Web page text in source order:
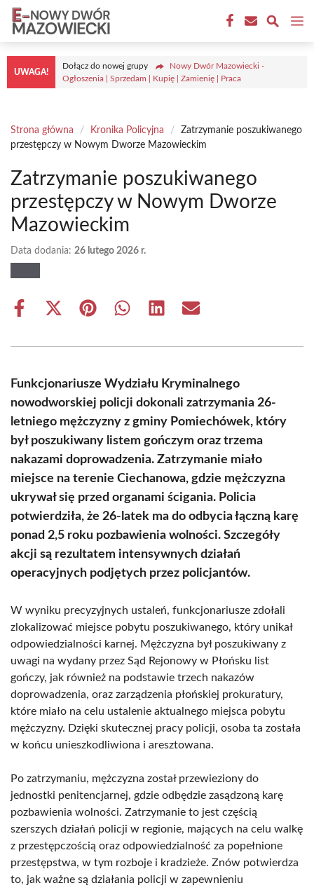
Przejdź
treści
UWAGA!
Dołącz do nowej grupy
Nowy Dwór Mazowiecki -
Ogłoszenia | Sprzedam | Kupię | Zamienię | Praca
Strona główna / Kronika Policyjna /
Zatrzymanie poszukiwanego
przestępczy w Nowym Dworze Mazowieckim
Zatrzymanie poszukiwanego
przestępczy w Nowym Dworze
Mazowieckim
Data dodania: 26 lutego 2026 r.
Share
Share
(Twitter)
Share Share Share Share
Funkcjonariusze Wydziału Kryminalnego
nowodworskiej policji dokonali zatrzymania 26-
letniego mężczyzny z gminy Pomiechówek, który
był poszukiwany listem gończym oraz trzema
nakazami doprowadzenia. Zatrzymanie miało
miejsce na terenie Ciechanowa, gdzie mężczyzna
ukrywał się przed organami ścigania. Policia
potwierdziła, że 26-latek ma do odbycia łączną karę
ponad 2,5 roku pozbawienia wolności. Szczegóły
akcji są rezultatem intensywnych działań
operacyjnych podjętych przez policjantów.
W wyniku precyzyjnych ustaleń, funkcjonariusze zdołali
zlokalizować miejsce pobytu poszukiwanego, który unikał
odpowiedzialności karnej. Mężczyzna był poszukiwany z
uwagi na wydany przez Sąd Rejonowy w Płońsku list
gończy, jak również na podstawie trzech nakazów
doprowadzenia, oraz zarządzenia płońskiej prokuratury,
które miało na celu ustalenie aktualnego miejsca pobytu
mężczyzny. Dzięki skutecznej pracy policji, osoba ta została
w końcu unieszkodliwiona i aresztowana.
Po zatrzymaniu, mężczyzna został przewieziony do
jednostki penitencjarnej, gdzie odbędzie zasądzoną karę
pozbawienia wolności. Zatrzymanie to jest częścią
szerszych działań policji w regionie, mających na celu walkę
z przestępczością oraz odpowiedzialność za popełnione
przestępstwa, w tym rozboje i kradzieże. Znów potwierdza
to, jak ważne są działania policji w zapewnieniu